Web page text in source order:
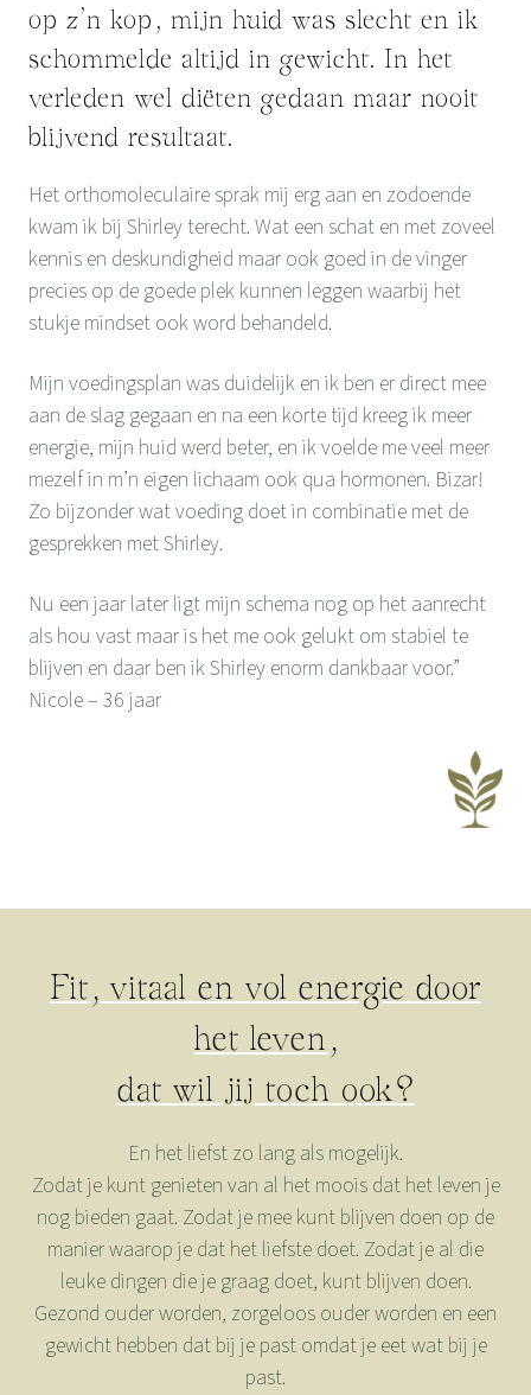
op z’n kop, mijn huid was slecht en ik
schommelde altijd in gewicht. In het
verleden wel diëten gedaan maar nooit
blijvend resultaat.
Het orthomoleculaire sprak mij erg aan en zodoende
kwam ik bij Shirley terecht. Wat een schat en met zoveel
kennis en deskundigheid maar ook goed in de vinger
precies op de goede plek kunnen leggen waarbij het
stukje mindset ook word behandeld.
Mijn voedingsplan was duidelijk en ik ben er direct mee
aan de slag gegaan en na een korte tijd kreeg ik meer
energie, mijn huid werd beter, en ik voelde me veel meer
mezelf in m’n eigen lichaam ook qua hormonen. Bizar!
Zo bijzonder wat voeding doet in combinatie met de
gesprekken met Shirley.
Nu een jaar later ligt mijn schema nog op het aanrecht
als hou vast maar is het me ook gelukt om stabiel te
blijven en daar ben ik Shirley enorm dankbaar voor.”
Nicole – 36 jaar
Fit, vitaal en vol energie door
het leven,
dat wil jij toch ook?
En het liefst zo lang als mogelijk.
Zodat je kunt genieten van al het moois dat het leven je
nog bieden gaat. Zodat je mee kunt blijven doen op de
manier waarop je dat het liefste doet. Zodat je al die
leuke dingen die je graag doet, kunt blijven doen.
Gezond ouder worden, zorgeloos ouder worden en een
gewicht hebben dat bij je past omdat je eet wat bij je
past.